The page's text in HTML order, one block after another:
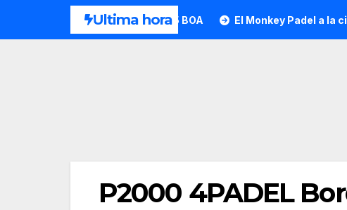
Ultima hora
la Motion Pro 1.5 BOA El Monkey Padel a la cita dels P1000 a
P2000 4PADEL